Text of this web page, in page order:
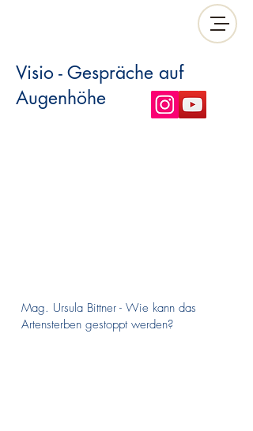
Visio - Gespräche auf
Augenhöhe
Mag. Ursula Bittner - Wie kann das
Artensterben gestoppt werden?